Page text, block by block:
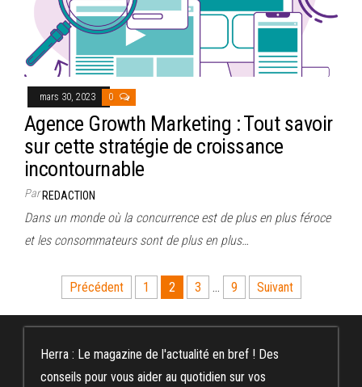
mars 30, 2023 0
Agence Growth Marketing : Tout savoir
sur cette stratégie de croissance
incontournable
ParREDACTION
Dans un monde où la concurrence est de plus en plus féroce
et les consommateurs sont de plus en plus…
Pagination
des
publications
Précédent 1 2 3 … 9 Suivant
Herra : Le magazine de l'actualité en bref ! Des
conseils pour vous aider au quotidien sur vos